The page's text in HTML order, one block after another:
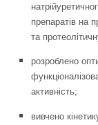
препаратів на
та
розроблено
активність;
вивчено